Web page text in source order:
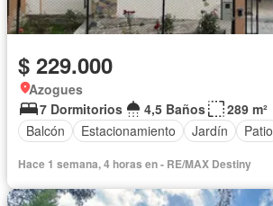
$ 229.000
Azogues
7 Dormitorios
4,5 Baños
289 m²
Balcón
Estacionamiento Jardín Patio
Hace 1 semana, 4 horas en - RE/MAX Destiny